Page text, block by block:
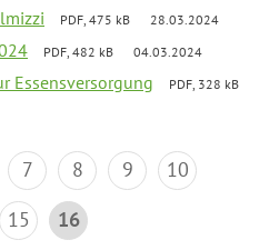
PDF, 475 kB 28.03.2024
PDF, 482 kB 04.03.2024
Essensversorgung
PDF, 328 kB
7 8 9
10
15 16